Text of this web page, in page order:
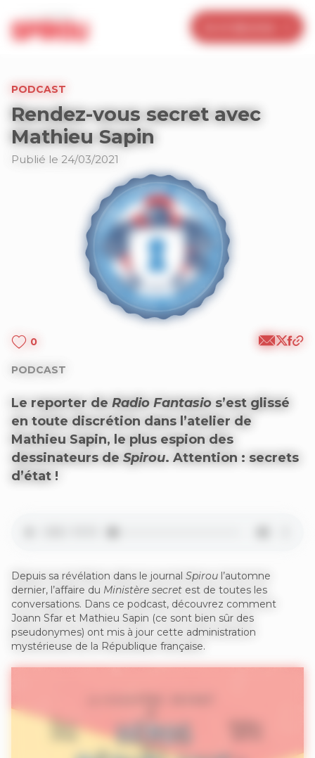
PODCAST
Rendez-vous secret avec
Mathieu Sapin
Publié le 24/03/2021
0
PODCAST
Le reporter de Radio Fantasio s’est glissé
en toute discrétion dans l’atelier de
Mathieu Sapin, le plus espion des
dessinateurs de Spirou. Attention : secrets
d’état !
Depuis sa révélation dans le journal Spirou l’automne
dernier, l’affaire du Ministère secret est de toutes les
conversations. Dans ce podcast, découvrez comment
Joann Sfar et Mathieu Sapin (ce sont bien sûr des
pseudonymes) ont mis à jour cette administration
mystérieuse de la République française.